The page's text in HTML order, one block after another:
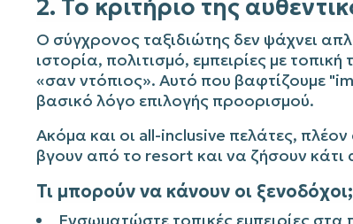
2. Το κριτήριο της
Ο σύγχρονος ταξιδιώτης δεν ψάχνει
ιστορία, πολιτισμό, εμπειρίες με
«σαν ντόπιος». Αυτό που βαφτίζουμε
βασικό λόγο επιλογής προορισμού.
Ακόμα και οι all-inclusive πελάτες,
βγουν από το resort και να ζήσουν κάτι
Τι μπορούν να κάνουν οι ξενοδόχοι;
Ενσωματώστε τοπικές εμπειρίες